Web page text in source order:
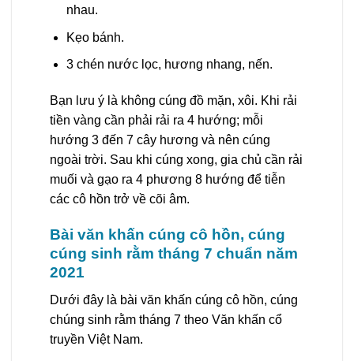
nhau.
Kẹo bánh.
3 chén nước lọc, hương nhang, nến.
Bạn lưu ý là không cúng đồ mặn, xôi. Khi rải
tiền vàng cần phải rải ra 4 hướng; mỗi
hướng 3 đến 7 cây hương và nên cúng
ngoài trời. Sau khi cúng xong, gia chủ cần rải
muối và gạo ra 4 phương 8 hướng để tiễn
các cô hồn trở về cõi âm.
Bài văn khấn cúng cô hồn, cúng
cúng sinh rằm tháng 7 chuẩn năm
2021
Dưới đây là bài văn khấn cúng cô hồn, cúng
chúng sinh rằm tháng 7 theo Văn khấn cổ
truyền Việt Nam.